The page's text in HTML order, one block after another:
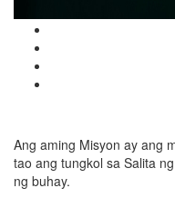
Ang aming Misyon ay ang
tao ang tungkol sa Salita
ng buhay.